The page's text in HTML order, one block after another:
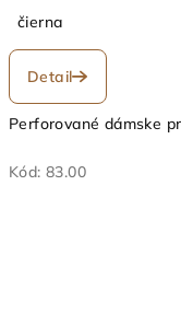
čierna
Detail
Perforované dámske
Kód: 83.00